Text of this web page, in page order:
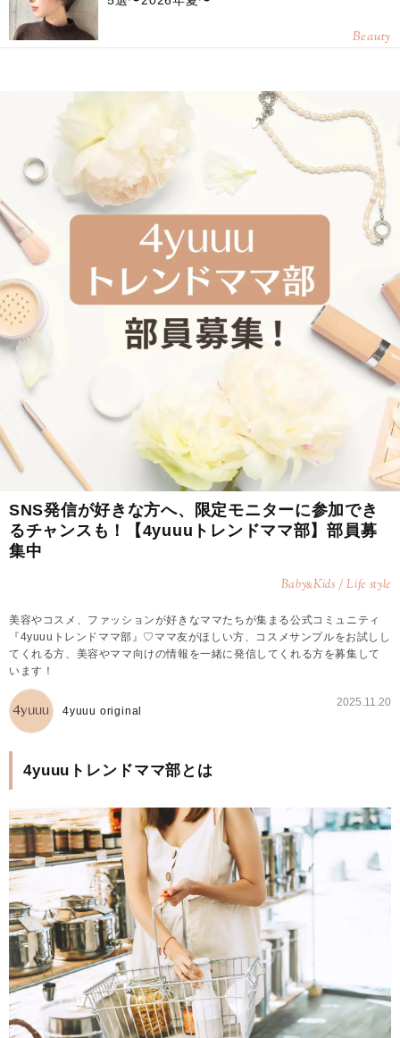
Beauty
SNS発信が好きな方へ、限定モニターに参加でき
るチャンスも！【4yuuuトレンドママ部】部員募
集中
Baby&Kids / Life style
美容やコスメ、ファッションが好きなママたちが集まる公式コミュニティ
『4yuuuトレンドママ部』♡ママ友がほしい方、コスメサンプルをお試しし
てくれる方、美容やママ向けの情報を一緒に発信してくれる方を募集して
います！
4yuuu original
2025.11.20
4yuuuトレンドママ部とは